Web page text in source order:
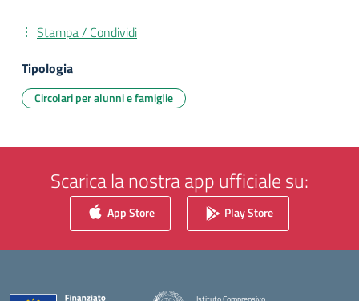
Stampa / Condividi
Tipologia
Circolari per alunni e famiglie
Scarica la nostra app ufficiale su:
App Store Play Store
Istituto Comprensivo